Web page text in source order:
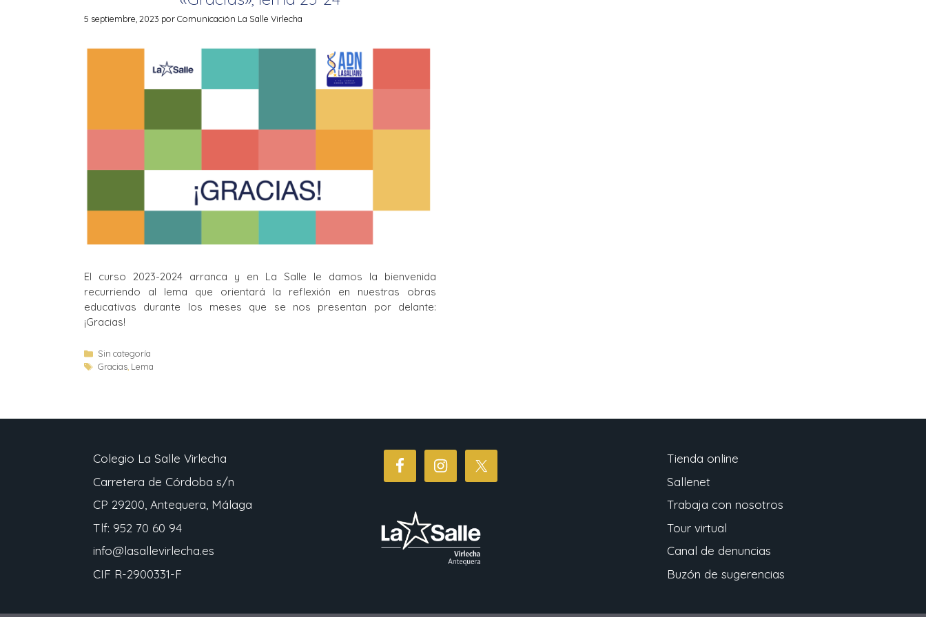
5 septiembre, 2023 porComunicación La Salle Virlecha
El curso 2023-2024 arranca y en La Salle le damos la bienvenida
recurriendo al lema que orientará la reflexión en nuestras obras
educativas durante los meses que se nos presentan por delante:
¡Gracias!
Sin categoría
Gracias Lema
Colegio La Salle Virlecha
Carretera de Córdoba s/n
CP 29200, Antequera, Málaga
Tlf: 952 70 60 94
info@lasallevirlecha.es
CIF R-2900331-F
Tienda online
Sallenet
Trabaja con nosotros
Tour virtual
Canal de denuncias
Buzón de sugerencias